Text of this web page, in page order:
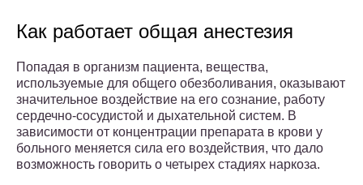
Как работает общая анестезия
Попадая в организм пациента, вещества,
используемые для общего обезболивания, оказывают
значительное воздействие на его сознание, работу
сердечно-сосудистой и дыхательной систем. В
зависимости от концентрации препарата в крови у
больного меняется сила его воздействия, что дало
возможность говорить о четырех стадиях наркоза.